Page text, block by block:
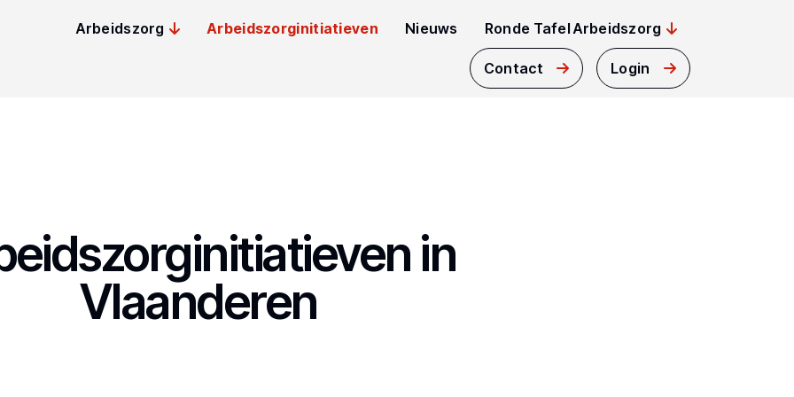
Arbeidszorg Arbeidszorginitiatieven Nieuws Ronde Tafel Arbeidszorg
Contact Login
in
Vlaanderen